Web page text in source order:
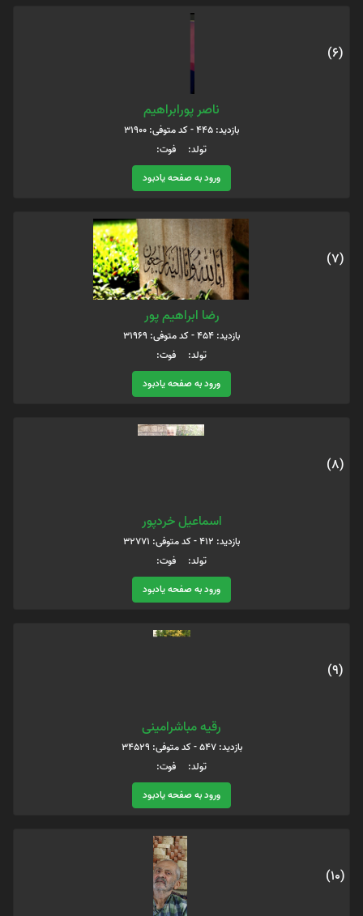
(6)
ناصر پورابراهیم
بازدید: 445 - کد متوفی: 31900
تولد: فوت:
ورود به صفحه یادبود
(7)
رضا ابراهیم پور
بازدید: 454 - کد متوفی: 31969
تولد: فوت:
ورود به صفحه یادبود
(8)
اسماعيل خردپور
بازدید: 412 - کد متوفی: 32771
تولد: فوت:
ورود به صفحه یادبود
(9)
رقیه مباشرامینی
بازدید: 547 - کد متوفی: 34529
تولد: فوت:
ورود به صفحه یادبود
(10)